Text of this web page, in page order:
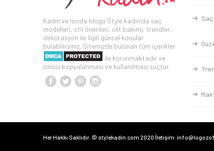
Kadın ve moda blogu Style kadın'da saç
modelleri, stil önerileri, cilt bakımı, trendler,
dekorasyon ile ilgili güncel konular
bulabilirsiniz. Sitemizde bulunan tüm içerikler
ile korunmaktadır ve
izinsiz kopyalanması ve kullanılması suçtur.
Her Hakkı Saklıdır. © stylekadin.com 2020 İletişim: